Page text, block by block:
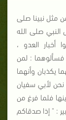
مثل نبينا صلى
النبي صلى الله
أخبار العدو ،
: لمن
يكذبان وأنهما
لأبي سفيان
فلما فرغ من
: " إذا صدقاكم